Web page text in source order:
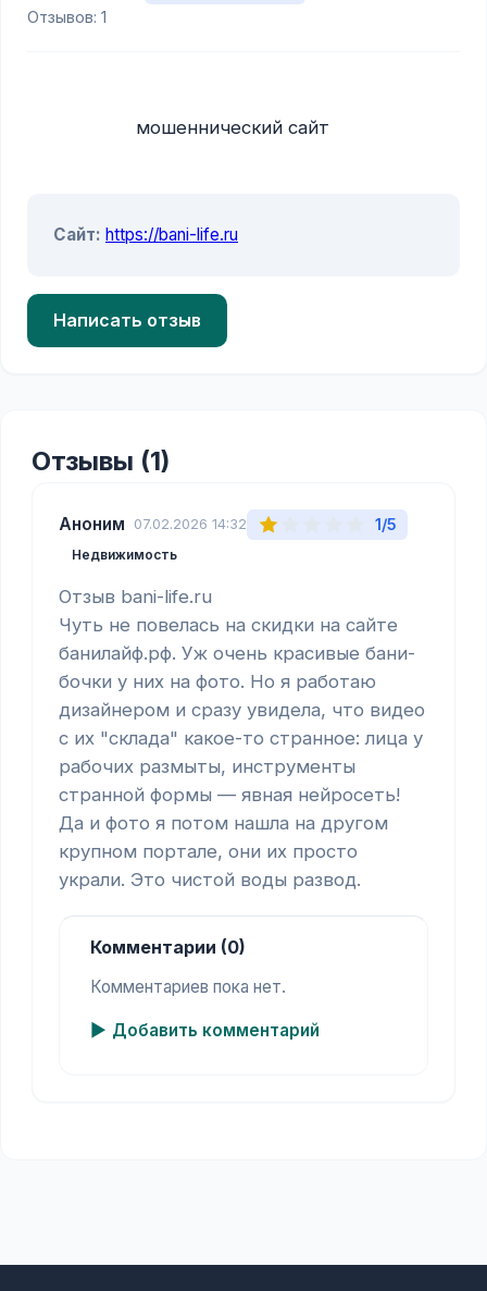
Отзывов: 1
Сайт: https://bani-life.ru
Написать отзыв
Отзывы (1)
Аноним 07.02.2026 14:32 1/5
Недвижимость
Отзыв bani-life.ru
Чуть не повелась на скидки на сайте
банилайф.рф. Уж очень красивые бани-
бочки у них на фото. Но я работаю
дизайнером и сразу увидела, что видео
с их "склада" какое-то странное: лица у
рабочих размыты, инструменты
странной формы — явная нейросеть!
Да и фото я потом нашла на другом
крупном портале, они их просто
украли. Это чистой воды развод.
Комментарии (0)
Комментариев пока нет.
Добавить комментарий